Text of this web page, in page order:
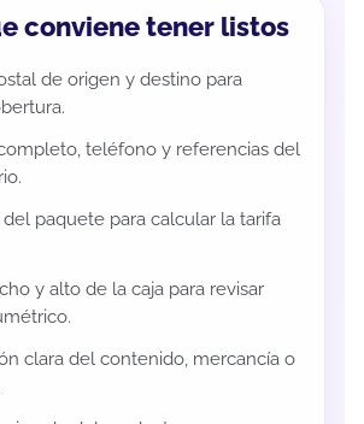
conviene tener listos
de origen y destino para
teléfono y referencias del
del paquete para calcular la tarifa
y alto de la caja para revisar
clara del contenido, mercancía o